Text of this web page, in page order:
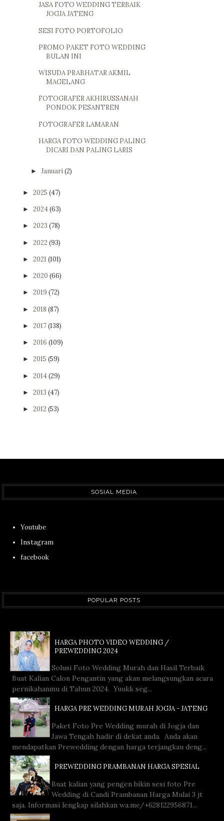
JASA FOTO WEDDING TERBAIK
JOGJA JATENG
SESI FOTO PORTOFOLIO
PROMO PAKET FOTO WEDDING
BULAN INI
WISUDA PRABHATAR AKMIL
MAGELANG
FOTOGRAFER AKHIRUSSANAH
PONDOK PESANTREN
FOTOGRAFER LAMARAN
HARGA FOTO WEDDING PALING
DICARI DAN PALING LARIS
► Januari(2)
► 2025 (47)
► 2024(63)
► 2023 (78)
► 2022 (93)
► 2021 (101)
► 2020 (66)
► 2019 (72)
► 2018 (87)
► 2017(138)
► 2016 (109)
► 2015 (59)
► 2014(29)
► 2013 (47)
► 2012 (53)
SOSIAL MEDIA
Youtube
Instagram
facebook
POPULAR POSTS
HARGA PHOTO VIDEO WEDDING /
PREWEDDING 2024
Solusi Foto Wedding Murah dan Hasil Terbaik
Buat Kalian Calon Pengantin yang akan melangsungkan acara
pernikahanmu di Tahun 2024. Yuukk seg...
HARGA PRE WEDDING MURAH JOGJA - JATENG
Paket Foto Pre Wedding murah di Jogja dan
Jawa Tengah hadir di dekat anda. Anda akan
mendapatkan Prewedding dengan harga terjangkau deng...
PREWEDDING PRAMBANAN HARGA SPESIAL
Buat kalian yang pengen bikin sesi foto Pre
Wedding di Candi Prambanan Harga Mulai 3 jt
saja. Informasi lengkap silahkan wa.me/+628122956871...